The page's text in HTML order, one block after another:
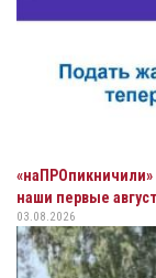
«наПРОпикничили»
наши первые
03.08.2026